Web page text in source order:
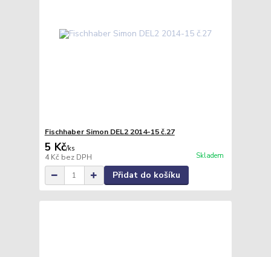
Fischhaber Simon DEL2 2014-15 č.27
5 Kč/ks
4 Kč bez DPH Skladem
Přidat do košíku